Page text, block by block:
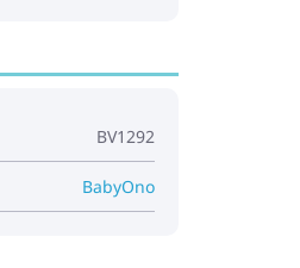
BV1292
BabyOno